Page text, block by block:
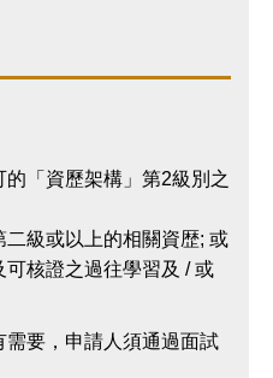
「資歷架構」第2級別之
級或以上的相關資歴; 或
核證之過往學習及 / 或
要，申請人須通過面試